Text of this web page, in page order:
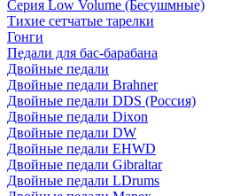
Серия Low Volume (Бесушмные)
Тихие сетчатые тарелки
Гонги
Педали для бас-барабана
Двойные педали
Двойные педали Brahner
Двойные педали DDS (Россия)
Двойные педали Dixon
Двойные педали DW
Двойные педали EHWD
Двойные педали Gibraltar
Двойные педали LDrums